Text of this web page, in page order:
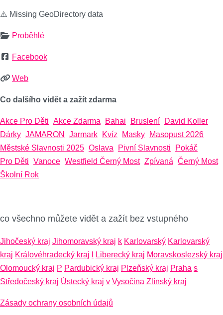
⚠️ Missing GeoDirectory data
Proběhlé
Facebook
Web
Co dalšího vidět a zažít zdarma
Akce Pro Děti Akce Zdarma Bahai Bruslení
David Koller
Dárky JAMARON Jarmark Kvíz Masky
Masopust 2026
Městské Slavnosti 2025 Oslava Pivní Slavnosti
Pokáč
Pro Děti Vanoce Westfield Černý Most Zpívaná Černý Most
Školní Rok
co všechno můžete vidět a zažít bez vstupného
Jihočeský kraj Jihomoravský kraj k Karlovarský Karlovarský
kraj Královéhradecký kraj Liberecký kraj Moravskoslezský kraj
Olomoucký kraj P Pardubický kraj Plzeňský kraj Praha s
Středočeský kraj Ústecký kraj v Vysočina Zlínský kraj
Zásady ochrany osobních údajů